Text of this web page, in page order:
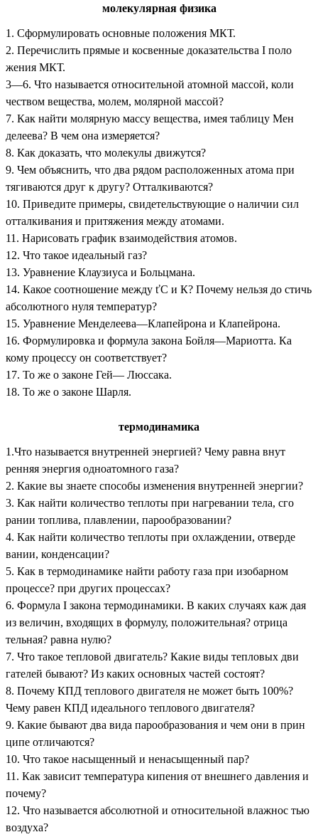
молекулярная физика
1. Сформулировать основные положения МКТ.
2. Перечислить прямые и косвенные доказательства I поло
жения МКТ.
3—6. Что называется относительной атомной массой, коли
чеством вещества, молем, молярной массой?
7. Как найти молярную массу вещества, имея таблицу Мен
делеева? В чем она измеряется?
8. Как доказать, что молекулы движутся?
9. Чем объяснить, что два рядом расположенных атома при
тягиваются друг к другу? Отталкиваются?
10. Приведите примеры, свидетельствующие о наличии сил
отталкивания и притяжения между атомами.
11. Нарисовать график взаимодействия атомов.
12. Что такое идеальный газ?
13. Уравнение Клаузиуса и Больцмана.
14. Какое соотношение между ťС и К? Почему нельзя до стичь
абсолютного нуля температур?
15. Уравнение Менделеева—Клапейрона и Клапейрона.
16. Формулировка и формула закона Бойля—Мариотта. Ка
кому процессу он соответствует?
17. То же о законе Гей— Люссака.
18. То же о законе Шарля.
термодинамика
1.Что называется внутренней энергией? Чему равна внут
ренняя энергия одноатомного газа?
2. Какие вы знаете способы изменения внутренней энергии?
3. Как найти количество теплоты при нагревании тела, сго
рании топлива, плавлении, парообразовании?
4. Как найти количество теплоты при охлаждении, отверде
вании, конденсации?
5. Как в термодинамике найти работу газа при изобарном
процессе? при других процессах?
6. Формула I закона термодинамики. В каких случаях каж дая
из величин, входящих в формулу, положительная? отрица
тельная? равна нулю?
7. Что такое тепловой двигатель? Какие виды тепловых дви
гателей бывают? Из каких основных частей состоят?
8. Почему КПД теплового двигателя не может быть 100%?
Чему равен КПД идеального теплового двигателя?
9. Какие бывают два вида парообразования и чем они в прин
ципе отличаются?
10. Что такое насыщенный и ненасыщенный пар?
11. Как зависит температура кипения от внешнего давления и
почему?
12. Что называется абсолютной и относительной влажнос тью
воздуха?